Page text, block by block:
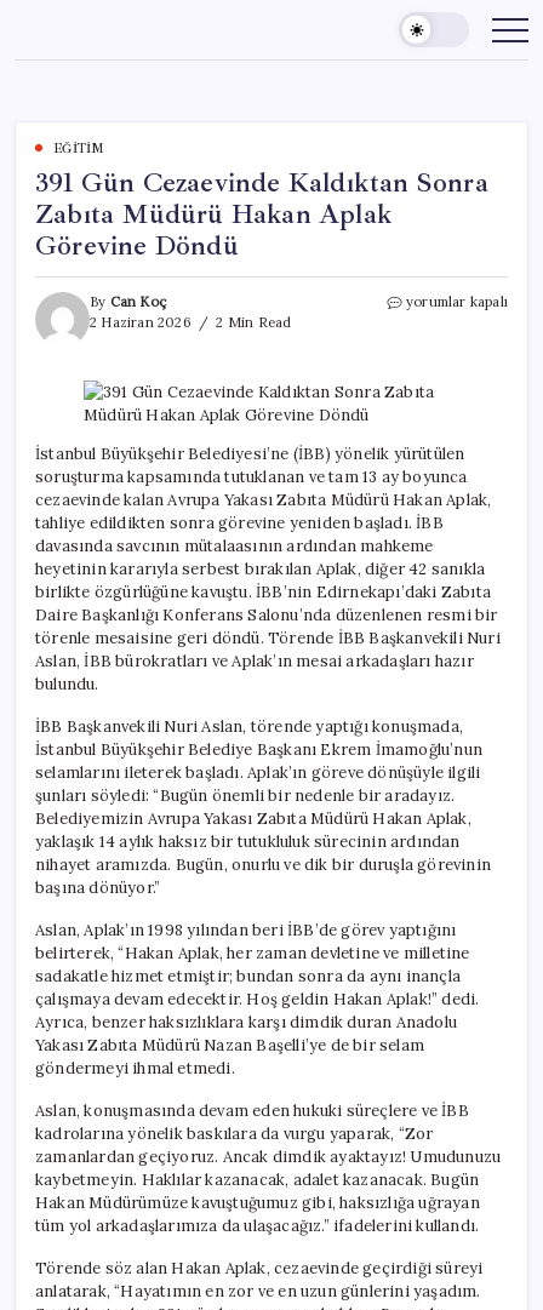
content
EĞITIM
391 Gün Cezaevinde Kaldıktan Sonra
Zabıta Müdürü Hakan Aplak
Görevine Döndü
By Can Koç
2 Haziran 2026
2 Min Read
391
Sonra
Zabıta
Hakan
Aplak
Görevine
Döndü
için
yorumlar kapalı
İstanbul Büyükşehir Belediyesi’ne (İBB) yönelik yürütülen
soruşturma kapsamında tutuklanan ve tam 13 ay boyunca
cezaevinde kalan Avrupa Yakası Zabıta Müdürü Hakan Aplak,
tahliye edildikten sonra görevine yeniden başladı. İBB
davasında savcının mütalaasının ardından mahkeme
heyetinin kararıyla serbest bırakılan Aplak, diğer 42 sanıkla
birlikte özgürlüğüne kavuştu. İBB’nin Edirnekapı’daki Zabıta
Daire Başkanlığı Konferans Salonu’nda düzenlenen resmi bir
törenle mesaisine geri döndü. Törende İBB Başkanvekili Nuri
Aslan, İBB bürokratları ve Aplak’ın mesai arkadaşları hazır
bulundu.
İBB Başkanvekili Nuri Aslan, törende yaptığı konuşmada,
İstanbul Büyükşehir Belediye Başkanı Ekrem İmamoğlu’nun
selamlarını ileterek başladı. Aplak’ın göreve dönüşüyle ilgili
şunları söyledi: “Bugün önemli bir nedenle bir aradayız.
Belediyemizin Avrupa Yakası Zabıta Müdürü Hakan Aplak,
yaklaşık 14 aylık haksız bir tutukluluk sürecinin ardından
nihayet aramızda. Bugün, onurlu ve dik bir duruşla görevinin
başına dönüyor.”
Aslan, Aplak’ın 1998 yılından beri İBB’de görev yaptığını
belirterek, “Hakan Aplak, her zaman devletine ve milletine
sadakatle hizmet etmiştir; bundan sonra da aynı inançla
çalışmaya devam edecektir. Hoş geldin Hakan Aplak!” dedi.
Ayrıca, benzer haksızlıklara karşı dimdik duran Anadolu
Yakası Zabıta Müdürü Nazan Başelli’ye de bir selam
göndermeyi ihmal etmedi.
Aslan, konuşmasında devam eden hukuki süreçlere ve İBB
kadrolarına yönelik baskılara da vurgu yaparak, “Zor
zamanlardan geçiyoruz. Ancak dimdik ayaktayız! Umudunuzu
kaybetmeyin. Haklılar kazanacak, adalet kazanacak. Bugün
Hakan Müdürümüze kavuştuğumuz gibi, haksızlığa uğrayan
tüm yol arkadaşlarımıza da ulaşacağız.” ifadelerini kullandı.
Törende söz alan Hakan Aplak, cezaevinde geçirdiği süreyi
anlatarak, “Hayatımın en zor ve en uzun günlerini yaşadım.